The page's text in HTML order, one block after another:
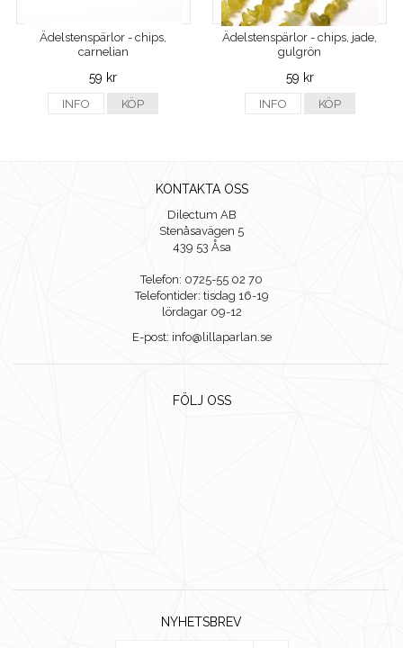
Ädelstenspärlor - chips,
carnelian
59 kr
INFO KÖP
Ädelstenspärlor - chips, jade,
gulgrön
59 kr
INFO KÖP
KONTAKTA OSS
Dilectum AB
Stenåsavägen 5
439 53 Åsa
Telefon: 0725-55 02 70
Telefontider: tisdag 16-19
lördagar 09-12
E-post: info@lillaparlan.se
FÖLJ OSS
NYHETSBREV